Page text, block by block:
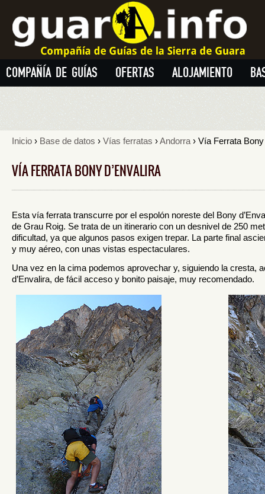
COMPAÑÍA DE GUÍAS OFERTAS ALOJAMIENTO
Inicio › Base de datos › Vías ferratas ›Andorra › Vía Ferrata Bony
VÍA FERRATA BONY D’ENVALIRA
Esta vía ferrata transcurre por el espolón noreste del Bony
de Grau Roig. Se trata de un itinerario con un desnivel de 250
dificultad, ya que algunos pasos exigen trepar. La parte final
y muy aéreo, con unas vistas espectaculares.
Una vez en la cima podemos aprovechar y, siguiendo la cresta,
d’Envalira, de fácil acceso y bonito paisaje, muy recomendado.